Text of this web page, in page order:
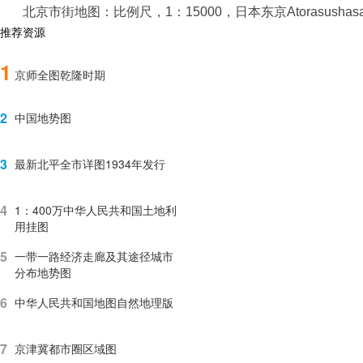
北京市街地图：比例尺，1：15000，日本东京
推荐资源
1 京师全图乾隆时期
2 中国地势图
3 最新北平全市详图1934年发行
4 1：400万中华人民共和国土地利
用挂图
5 一带一路经济走廊及其途径城市
分布地势图
6 中华人民共和国地图自然地理版
7 京津冀都市圈区域图